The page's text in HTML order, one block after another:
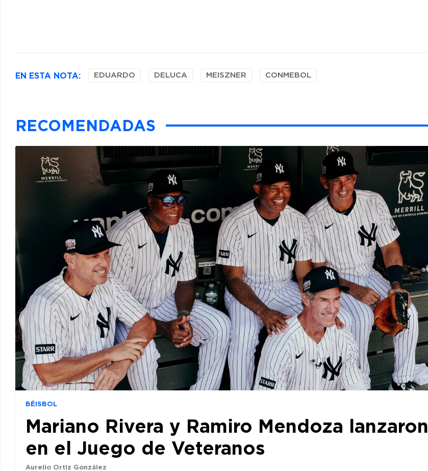
EN ESTA NOTA: EDUARDO DELUCA MEISZNER CONMEBOL
RECOMENDADAS
BÉISBOL
Mariano Rivera y Ramiro Mendoza lanzaron
en el Juego de Veteranos
Aurelio Ortiz González